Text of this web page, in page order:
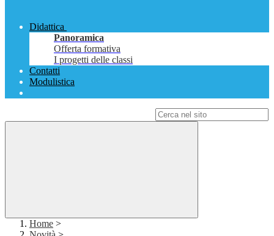
Didattica
Panoramica
Offerta formativa
I progetti delle classi
Contatti
Modulistica
Home >